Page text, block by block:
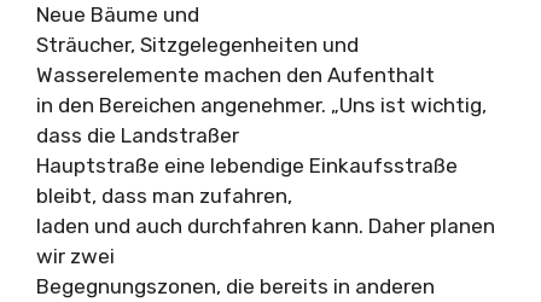
Neue Bäume und
Sträucher, Sitzgelegenheiten und
Wasserelemente machen den Aufenthalt
in den Bereichen angenehmer. „Uns ist wichtig,
dass die Landstraßer
Hauptstraße eine lebendige Einkaufsstraße
bleibt, dass man zufahren,
laden und auch durchfahren kann. Daher planen
wir zwei
Begegnungszonen, die bereits in anderen